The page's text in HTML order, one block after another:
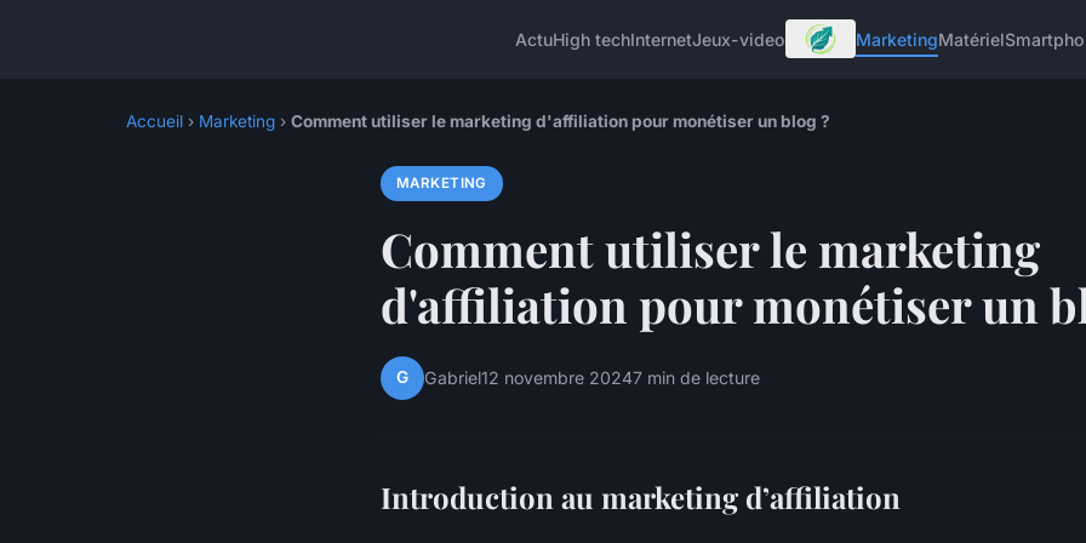
ActuHigh techInternetJeux-video MarketingMatériel
Accueil › Marketing › Comment utiliser le marketing d'affiliation pour monétiser un blog ?
MARKETING
Comment utiliser le marketing
d'affiliation pour monétiser un
G Gabriel12 novembre 20247 min de lecture
Introduction au marketing d’affiliation